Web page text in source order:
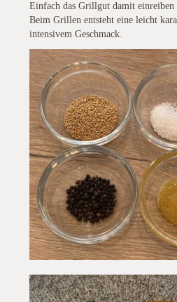
Einfach das Grillgut damit einreiben
Beim Grillen entsteht eine leicht
intensivem Geschmack.